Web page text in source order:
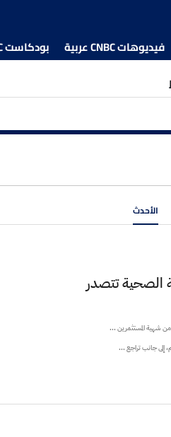
فيديوهات CNBC عربية بودكاست CNBC عربية
الأحدث
شهية المستثمرين ...
إلى جانب تراجع ...